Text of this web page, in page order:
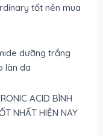
tốt nên mua
dưỡng trắng
làn da
ACID BÌNH
NHẤT HIỆN NAY